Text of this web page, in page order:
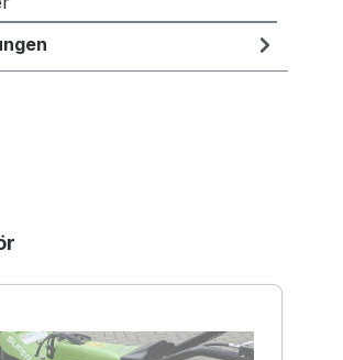
überspringen